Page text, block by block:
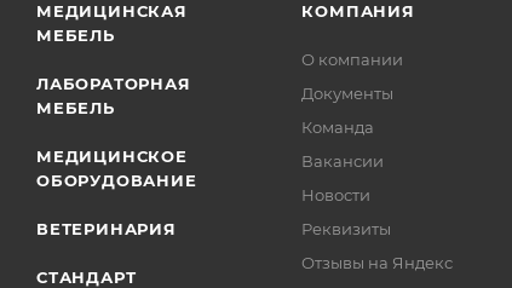
МЕДИЦИНСКАЯ
МЕБЕЛЬ
ЛАБОРАТОРНАЯ
МЕБЕЛЬ
МЕДИЦИНСКОЕ
ОБОРУДОВАНИЕ
ВЕТЕРИНАРИЯ
СТАНДАРТ
КОМПАНИЯ
О компании
Документы
Команда
Вакансии
Новости
Реквизиты
Отзывы на Яндекс